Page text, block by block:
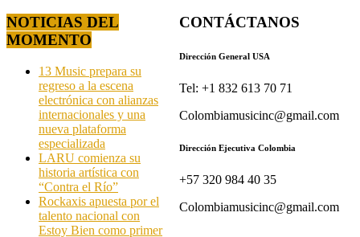
NOTICIAS DEL
MOMENTO
13 Music prepara su
regreso a la escena
electrónica con alianzas
internacionales y una
nueva plataforma
especializada
LARU comienza su
historia artística con
“Contra el Río”
Rockaxis apuesta por el
talento nacional con
Estoy Bien como primer
CONTÁCTANOS
Dirección General USA
Tel: +1 832 613 70 71
Colombiamusicinc@gmail.com
Dirección Ejecutiva Colombia
+57 320 984 40 35
Colombiamusicinc@gmail.com